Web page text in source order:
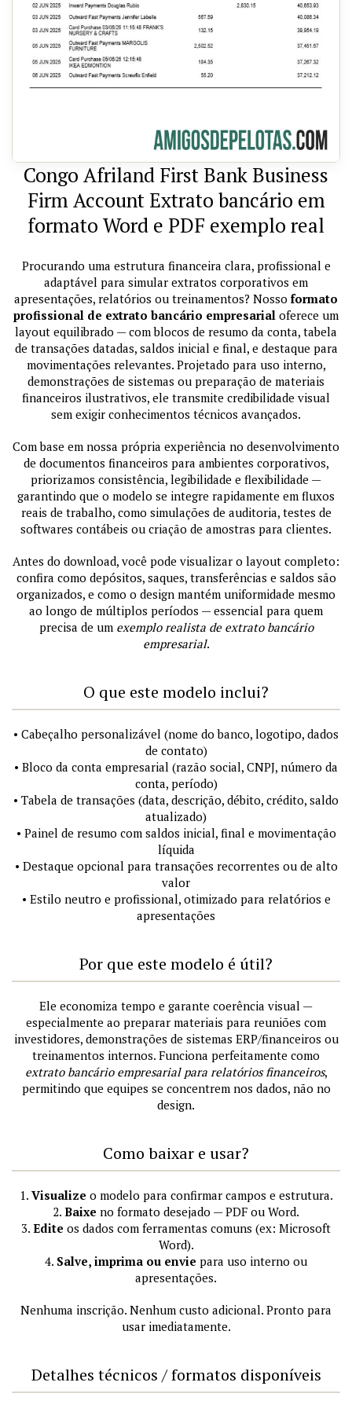
Congo Afriland First Bank Business
Firm Account Extrato bancário em
formato Word e PDF exemplo real
Procurando uma estrutura financeira clara, profissional e
adaptável para simular extratos corporativos em
apresentações, relatórios ou treinamentos? Nosso formato
profissional de extrato bancário empresarial oferece um
layout equilibrado — com blocos de resumo da conta, tabela
de transações datadas, saldos inicial e final, e destaque para
movimentações relevantes. Projetado para uso interno,
demonstrações de sistemas ou preparação de materiais
financeiros ilustrativos, ele transmite credibilidade visual
sem exigir conhecimentos técnicos avançados.
Com base em nossa própria experiência no desenvolvimento
de documentos financeiros para ambientes corporativos,
priorizamos consistência, legibilidade e flexibilidade —
garantindo que o modelo se integre rapidamente em fluxos
reais de trabalho, como simulações de auditoria, testes de
softwares contábeis ou criação de amostras para clientes.
Antes do download, você pode visualizar o layout completo:
confira como depósitos, saques, transferências e saldos são
organizados, e como o design mantém uniformidade mesmo
ao longo de múltiplos períodos — essencial para quem
precisa de um exemplo realista de extrato bancário
empresarial.
O que este modelo inclui?
• Cabeçalho personalizável (nome do banco, logotipo, dados
de contato)
• Bloco da conta empresarial (razão social, CNPJ, número da
conta, período)
• Tabela de transações (data, descrição, débito, crédito, saldo
atualizado)
• Painel de resumo com saldos inicial, final e movimentação
líquida
• Destaque opcional para transações recorrentes ou de alto
valor
• Estilo neutro e profissional, otimizado para relatórios e
apresentações
Por que este modelo é útil?
Ele economiza tempo e garante coerência visual —
especialmente ao preparar materiais para reuniões com
investidores, demonstrações de sistemas ERP/financeiros ou
treinamentos internos. Funciona perfeitamente como
extrato bancário empresarial para relatórios financeiros,
permitindo que equipes se concentrem nos dados, não no
design.
Como baixar e usar?
1. Visualize o modelo para confirmar campos e estrutura.
2. Baixe no formato desejado — PDF ou Word.
3. Edite os dados com ferramentas comuns (ex: Microsoft
Word).
4. Salve, imprima ou envie para uso interno ou
apresentações.
Nenhuma inscrição. Nenhum custo adicional. Pronto para
usar imediatamente.
Detalhes técnicos / formatos disponíveis